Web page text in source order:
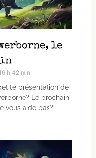
le
16 h 42 min
présentation de
Le prochain
vous aide pas?